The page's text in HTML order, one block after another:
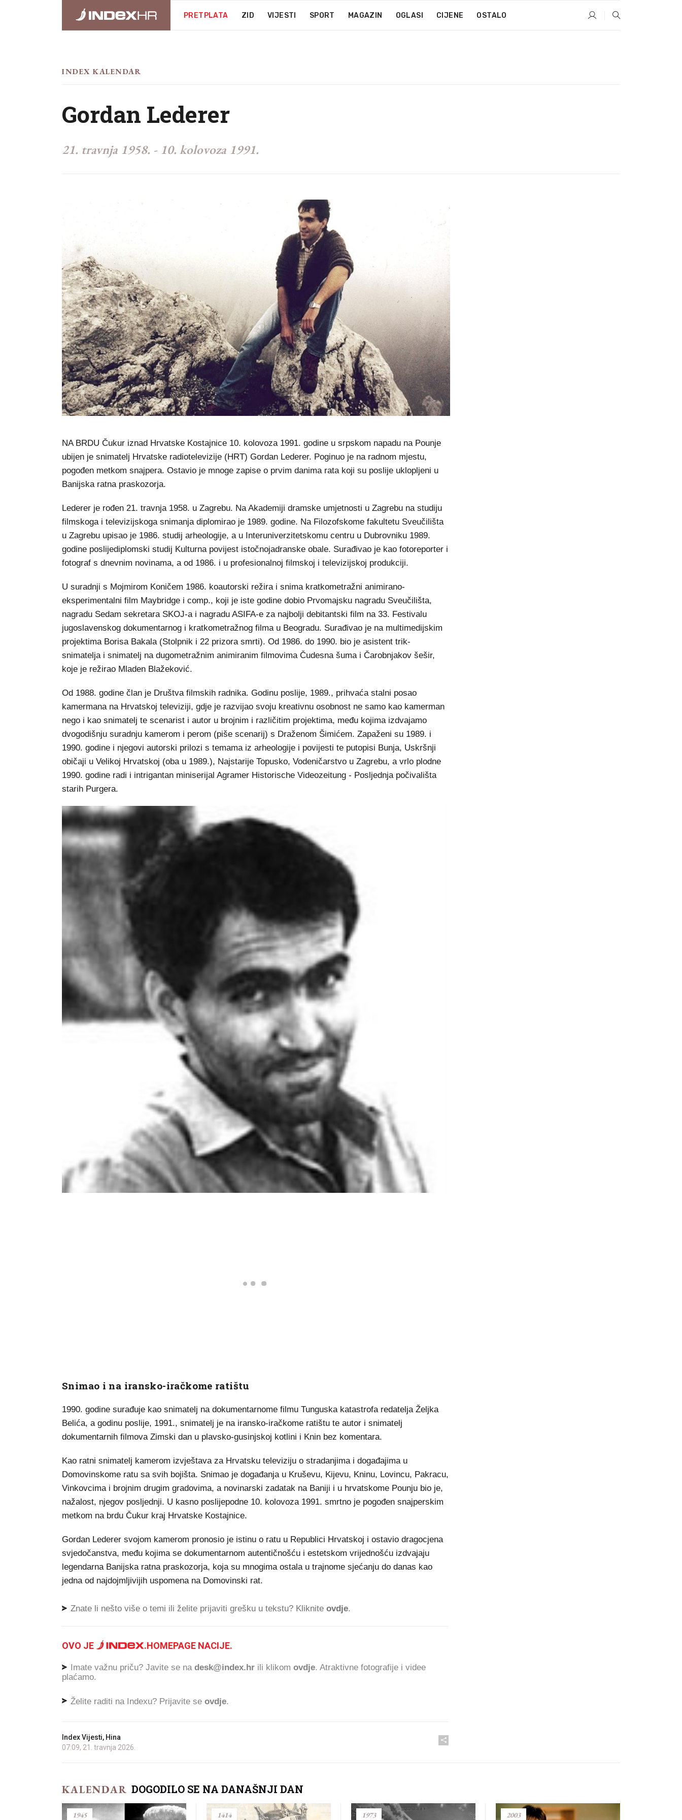
PRETPLATA ZID VIJESTI SPORT MAGAZIN OGLASI CIJENE OSTALO
INDEX KALENDAR
Gordan Lederer
21. travnja 1958. - 10. kolovoza 1991.
NA BRDU Čukur iznad Hrvatske Kostajnice 10. kolovoza 1991. godine u srpskom napadu na Pounje
ubijen je snimatelj Hrvatske radiotelevizije (HRT) Gordan Lederer. Poginuo je na radnom mjestu,
pogođen metkom snajpera. Ostavio je mnoge zapise o prvim danima rata koji su poslije uklopljeni u
Banijska ratna praskozorja.
Lederer je rođen 21. travnja 1958. u Zagrebu. Na Akademiji dramske umjetnosti u Zagrebu na studiju
filmskoga i televizijskoga snimanja diplomirao je 1989. godine. Na Filozofskome fakultetu Sveučilišta
u Zagrebu upisao je 1986. studij arheologije, a u Interuniverzitetskomu centru u Dubrovniku 1989.
godine poslijediplomski studij Kulturna povijest istočnojadranske obale. Surađivao je kao fotoreporter i
fotograf s dnevnim novinama, a od 1986. i u profesionalnoj filmskoj i televizijskoj produkciji.
U suradnji s Mojmirom Koničem 1986. koautorski režira i snima kratkometražni animirano-
eksperimentalni film Maybridge i comp., koji je iste godine dobio Prvomajsku nagradu Sveučilišta,
nagradu Sedam sekretara SKOJ-a i nagradu ASIFA-e za najbolji debitantski film na 33. Festivalu
jugoslavenskog dokumentarnog i kratkometražnog filma u Beogradu. Surađivao je na multimedijskim
projektima Borisa Bakala (Stolpnik i 22 prizora smrti). Od 1986. do 1990. bio je asistent trik-
snimatelja i snimatelj na dugometražnim animiranim filmovima Čudesna šuma i Čarobnjakov šešir,
koje je režirao Mladen Blažeković.
Od 1988. godine član je Društva filmskih radnika. Godinu poslije, 1989., prihvaća stalni posao
kamermana na Hrvatskoj televiziji, gdje je razvijao svoju kreativnu osobnost ne samo kao kamerman
nego i kao snimatelj te scenarist i autor u brojnim i različitim projektima, među kojima izdvajamo
dvogodišnju suradnju kamerom i perom (piše scenarij) s Draženom Šimićem. Zapaženi su 1989. i
1990. godine i njegovi autorski prilozi s temama iz arheologije i povijesti te putopisi Bunja, Uskršnji
običaji u Velikoj Hrvatskoj (oba u 1989.), Najstarije Topusko, Vodeničarstvo u Zagrebu, a vrlo plodne
1990. godine radi i intrigantan miniserijal Agramer Historische Videozeitung - Posljednja počivališta
starih Purgera.
Snimao i na iransko-iračkome ratištu
1990. godine surađuje kao snimatelj na dokumentarnome filmu Tunguska katastrofa redatelja Željka
Belića, a godinu poslije, 1991., snimatelj je na iransko-iračkome ratištu te autor i snimatelj
dokumentarnih filmova Zimski dan u plavsko-gusinjskoj kotlini i Knin bez komentara.
Kao ratni snimatelj kamerom izvještava za Hrvatsku televiziju o stradanjima i događajima u
Domovinskome ratu sa svih bojišta. Snimao je događanja u Kruševu, Kijevu, Kninu, Lovincu, Pakracu,
Vinkovcima i brojnim drugim gradovima, a novinarski zadatak na Baniji i u hrvatskome Pounju bio je,
nažalost, njegov posljednji. U kasno poslijepodne 10. kolovoza 1991. smrtno je pogođen snajperskim
metkom na brdu Čukur kraj Hrvatske Kostajnice.
Gordan Lederer svojom kamerom pronosio je istinu o ratu u Republici Hrvatskoj i ostavio dragocjena
svjedočanstva, među kojima se dokumentarnom autentičnošću i estetskom vrijednošću izdvajaju
legendarna Banijska ratna praskozorja, koja su mnogima ostala u trajnome sjećanju do danas kao
jedna od najdojmljivijih uspomena na Domovinski rat.
Znate li nešto više o temi ili želite prijaviti grešku u tekstu? Kliknite ovdje.
OVO JE .HOMEPAGE NACIJE.
Imate važnu priču? Javite se na desk@index.hr ili klikom ovdje. Atraktivne fotografije i videe
plaćamo.
Želite raditi na Indexu? Prijavite se ovdje.
Index Vijesti, Hina
07:09, 21. travnja 2026.
KALENDAR DOGODILO SE NA DANAŠNJI DAN
1945 1414 1973 2003